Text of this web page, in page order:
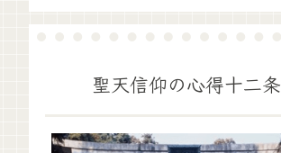
聖天信仰の心得十二条